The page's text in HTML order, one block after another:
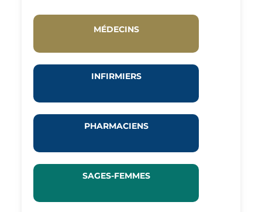
MÉDECINS
INFIRMIERS
PHARMACIENS
SAGES-FEMMES